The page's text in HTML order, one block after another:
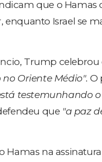
que o Hamas
enquanto Israel se
Trump
Oriente Médio". O
testemunhando
que "a paz
Hamas na